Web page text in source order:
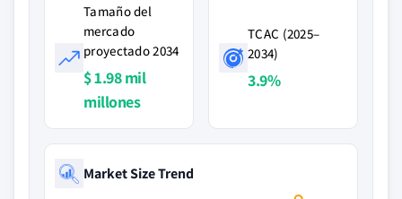
Tamaño del
mercado
proyectado 2034
$ 1.98 mil
millones
TCAC (2025–
2034)
3.9%
Market Size Trend